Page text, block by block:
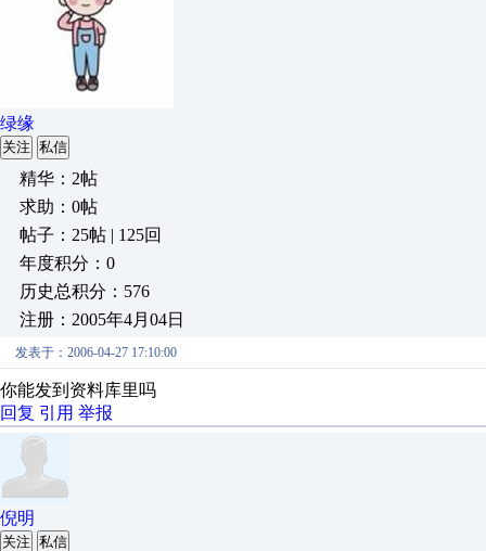
绿缘
关注 私信
精华：2帖
求助：0帖
帖子：25帖 | 125回
年度积分：0
历史总积分：576
注册：2005年4月04日
发表于：2006-04-27 17:10:00
你能发到资料库里吗
回复 引用 举报
倪明
关注 私信